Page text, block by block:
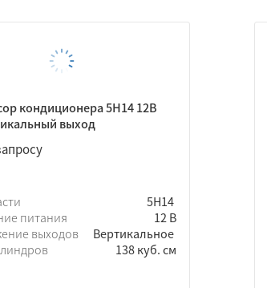
кондиционера 5Н14 12В
выход
5Н14
питания
12 В
выходов
Вертикальное
138 куб. см